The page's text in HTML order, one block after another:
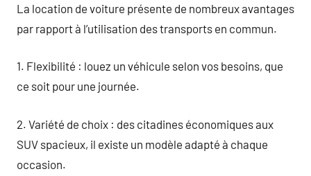
La location de voiture présente de nombreux avantages
par rapport à l’utilisation des transports en commun.
1. Flexibilité : louez un véhicule selon vos besoins, que
ce soit pour une journée.
2. Variété de choix : des citadines économiques aux
SUV spacieux, il existe un modèle adapté à chaque
occasion.